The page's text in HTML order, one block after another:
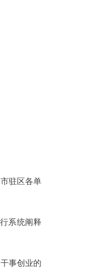
驻区各单
系统阐释
事创业的